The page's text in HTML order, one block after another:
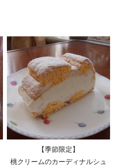
【季節限定】
桃クリームのカーディナルシュ